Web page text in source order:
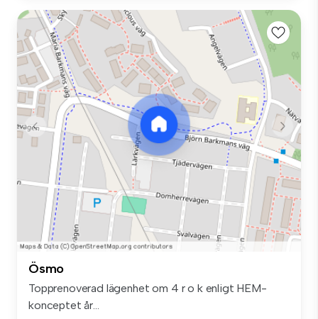
Ösmo
Topprenoverad lägenhet om 4 r o k enligt HEM-
konceptet år...